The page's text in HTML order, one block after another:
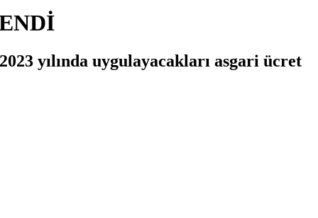
yılında uygulayacakları asgari ücret